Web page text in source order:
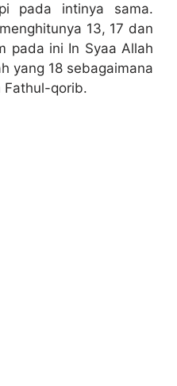
pada intinya sama.
13, 17 dan
pada ini In Syaa Allah
yang 18 sebagaimana
Fathul-qorib.